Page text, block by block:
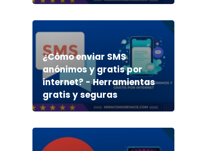
¿Cómo enviar SMS
anónimos y gratis por
internet? - Herramientas
gratis y seguras